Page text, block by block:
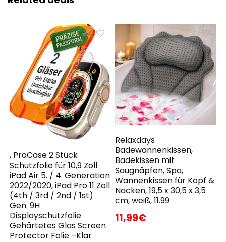
, ProCase 2 Stück
Schutzfolie für 10,9 Zoll
iPad Air 5. / 4. Generation
2022/2020, iPad Pro 11 Zoll
(4th / 3rd / 2nd / 1st)
Gen. 9H
Displayschutzfolie
Gehärtetes Glas Screen
Protector Folie –Klar
Relaxdays
Badewannenkissen,
Badekissen mit
Saugnäpfen, Spa,
Wannenkissen für Kopf &
Nacken, 19,5 x 30,5 x 3,5
cm, weiß, 11.99
11,99€